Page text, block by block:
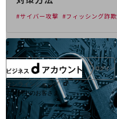
広告
NTTドコモグループ
ログイン
オンラインショップ
ご契約中のお客さま
#サイバー攻撃 #フィッシング詐欺